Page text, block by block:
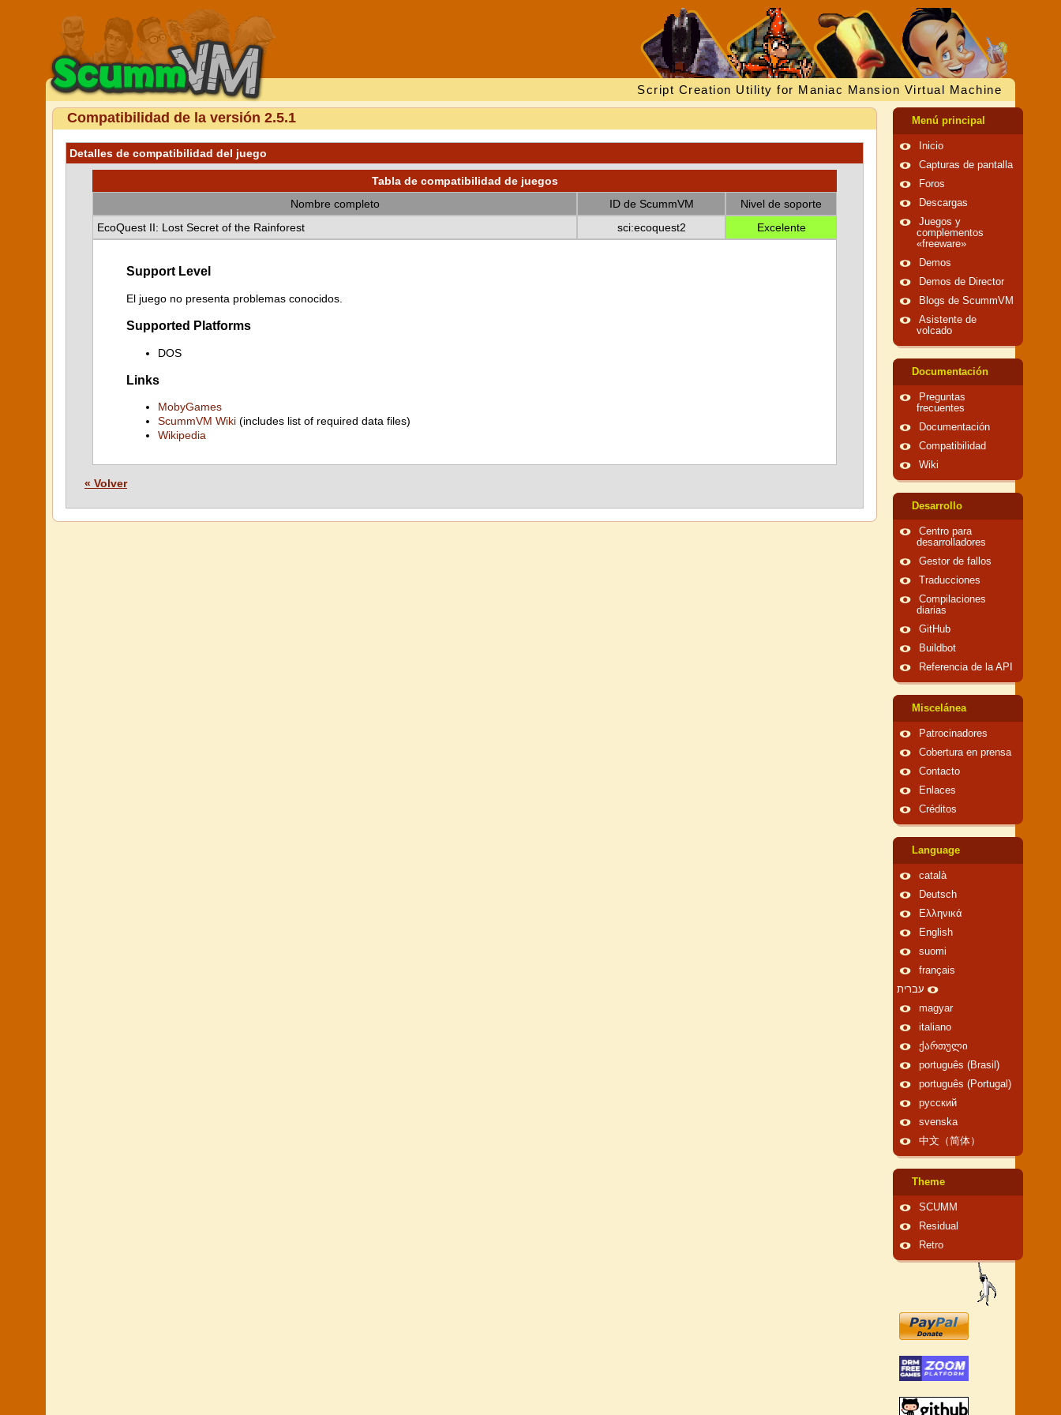
Script Creation Utility for Maniac Mansion Virtual Machine
Compatibilidad de la versión 2.5.1
Detalles de compatibilidad del juego
Tabla de compatibilidad de juegos
Nombre completo
ID de ScummVM
Nivel de soporte
EcoQuest II: Lost Secret of the Rainforest
sci:ecoquest2 Excelente
Support Level
El juego no presenta problemas conocidos.
Supported Platforms
DOS
Links
MobyGames
ScummVM Wiki (includes list of required data files)
Wikipedia
« Volver
Menú principal
Inicio
Capturas de pantalla
Foros
Descargas
Juegos y
complementos
«freeware»
Demos
Demos de Director
Blogs de ScummVM
Asistente de
volcado
Documentación
Preguntas
frecuentes
Documentación
Compatibilidad
Wiki
Desarrollo
Centro para
desarrolladores
Gestor de fallos
Traducciones
Compilaciones
diarias
GitHub
Buildbot
Referencia de la API
Miscelánea
Patrocinadores
Cobertura en prensa
Contacto
Enlaces
Créditos
Language
català
Deutsch
Ελληνικά
English
suomi
français
עברית
magyar
italiano
ქართული
português (Brasil)
português (Portugal)
русский
svenska
中文（简体）
Theme
SCUMM
Residual
Retro